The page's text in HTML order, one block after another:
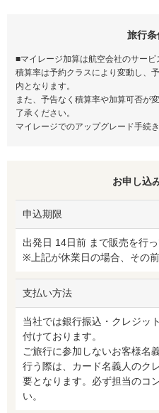
旅行
■マイレージ加算は航空会社のサービ
積算率は予約クラスにより変動し、
内となります。
また、予告なく積算率や加算可否が
了承ください。
マイレージでのアップグレード手続
お申し込
申込期限
出発日 14日前 まで販売を行っ
※上記が休業日の場合、その
支払い方法
当社では銀行振込・クレジッ
付けております。
ご旅行に参加しないお客様名
行う際は、カード名義人のク
要となります。必ず担当のコ
い。